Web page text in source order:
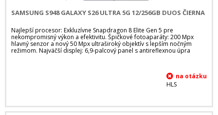
SAMSUNG S948 GALAXY S26 ULTRA 5G 12/256GB DUOS ČIERNA
Najlepší procesor: Exkluzívne Snapdragon 8 Elite Gen 5 pre
nekompromisný výkon a efektivitu. Špičkové fotoaparáty: 200 Mpx
hlavný senzor a nový 50 Mpx ultraširoký objektív s lepším nočným
režimom. Najväčší displej: 6,9-palcový panel s antireflexnou úpra
HLS